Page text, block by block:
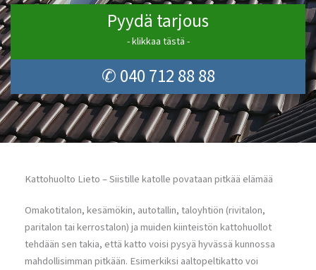
Pyydä tarjous
- klikkaa tästä -
✆ 040 712 88 88
Kattohuolto Lieto – Siistille katolle povataan pitkää elämää
Omakotitalon, kesämökin, autotallin, taloyhtiön (rivitalon,
paritalon tai kerrostalon) ja muiden kiinteistön kattohuollot
tehdään sen takia, että katto voisi pysyä hyvässä kunnossa
mahdollisimman pitkään. Esimerkiksi aaltopeltikatto voi